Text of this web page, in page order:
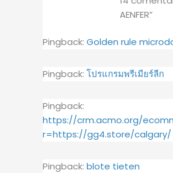
AENFER”
Pingback: Golden rule
Pingback: โปรแกรมพรีเมียร์ลีก
Pingback:
https://crm.acmo.org/
r=https://gg4.store/calgary/
Pingback: blote tieten